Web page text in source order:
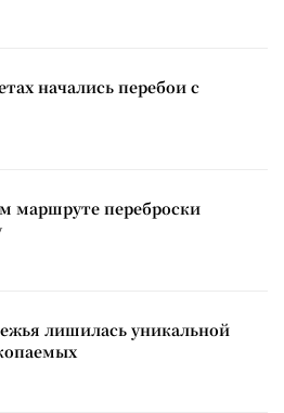
начались перебои с
маршруте переброски
лишилась уникальной